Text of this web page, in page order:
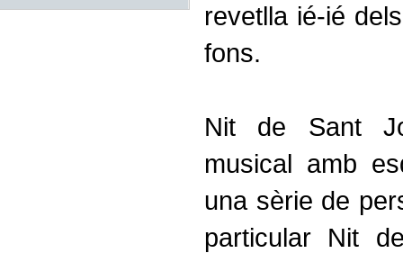
revetlla ié-ié
fons.
Nit de Sant
musical amb
una sèrie de
particular Nit